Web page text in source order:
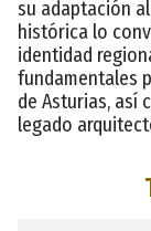
su adaptación
histórica lo
identidad
fundamentales
de Asturias, así
legado